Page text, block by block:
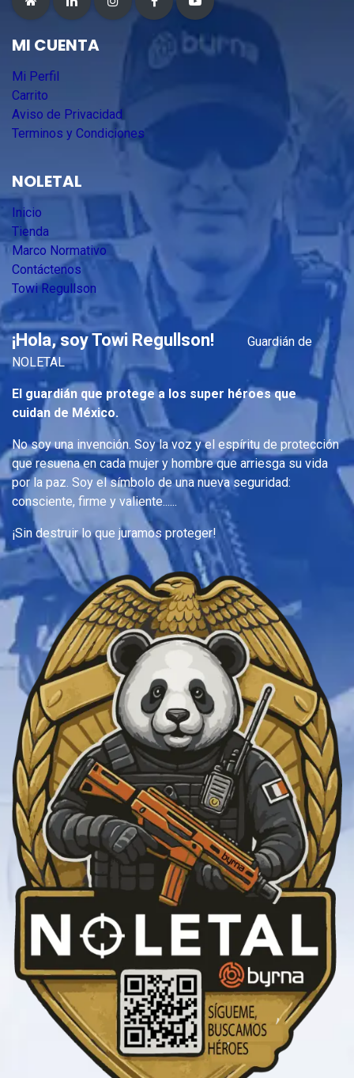
MI CUENTA
Mi Perfil
Carrito
Aviso de Privacidad
Terminos y Condiciones
NOLETAL
Inicio
Tienda
Marco Normativo
Contáctenos
Towi Regullson
¡Hola, soy Towi Regullson!
Guardián de
NOLETAL
El guardián que protege a los super héroes que
cuidan de México.
No soy una invención. Soy la voz y el espíritu de protección
que resuena en cada mujer y hombre que arriesga su vida
por la paz. Soy el símbolo de una nueva seguridad:
consciente, firme y valiente......
¡Sin destruir lo que juramos proteger!